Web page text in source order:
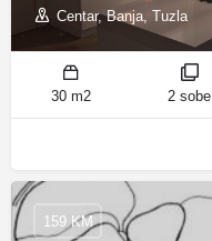
Centar, Banja, Tuzla
30 m2 2 sobe
159 KM